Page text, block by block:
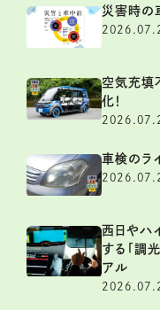
災害時の
空気充填
化！
車検のラ
西日やハ
する「調
アル